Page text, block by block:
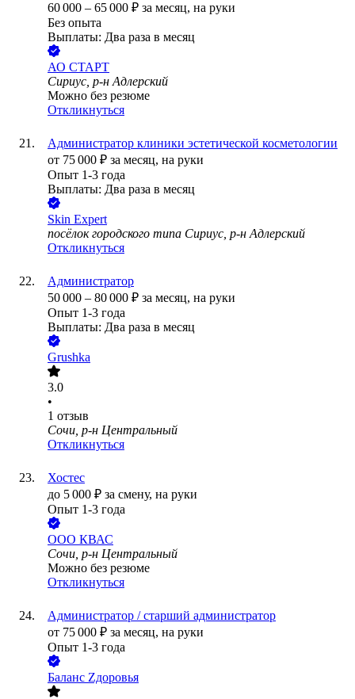
60 000 – 65 000 ₽ за месяц, на руки
Без опыта
Выплаты: Два раза в месяц
АО СТАРТ
Сириус, р-н Адлерский
Можно без резюме
Откликнуться
Администратор клиники эстетической косметологии
от 75 000 ₽ за месяц, на руки
Опыт 1-3 года
Выплаты: Два раза в месяц
Skin Expert
посёлок городского типа Сириус, р-н Адлерский
Откликнуться
Администратор
50 000 – 80 000 ₽ за месяц, на руки
Опыт 1-3 года
Выплаты: Два раза в месяц
Grushka
3.0
•
1 отзыв
Сочи, р-н Центральный
Откликнуться
Хостес
до 5 000 ₽ за смену, на руки
Опыт 1-3 года
ООО КВАС
Сочи, р-н Центральный
Можно без резюме
Откликнуться
Администратор / старший администратор
от 75 000 ₽ за месяц, на руки
Опыт 1-3 года
Баланс Zдоровья